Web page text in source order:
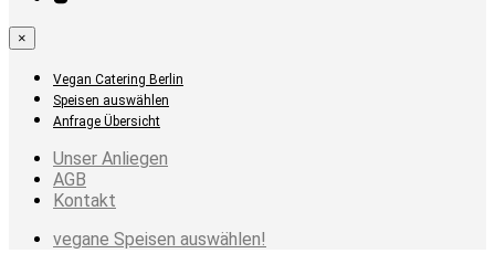
×
Vegan Catering Berlin
Speisen auswählen
Anfrage Übersicht
Unser Anliegen
AGB
Kontakt
vegane Speisen auswählen!